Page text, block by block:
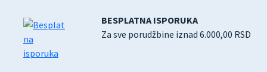
BESPLATNA ISPORUKA
Za sve porudžbine iznad 6.000,00 RSD